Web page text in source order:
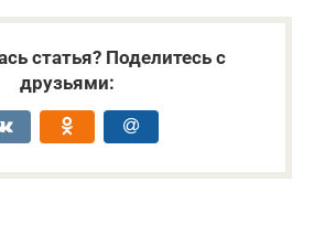
статья? Поделитесь с
друзьями: